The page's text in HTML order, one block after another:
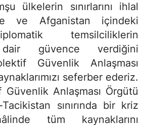
ülkelerin sınırlarını ihlal
ve Afganistan içindeki
temsilciliklerin
güvence verdiğini
Güvenlik Anlaşması
seferber ederiz.
Güvenlik Anlaşması Örgütü
sınırında bir kriz
tüm kaynaklarını